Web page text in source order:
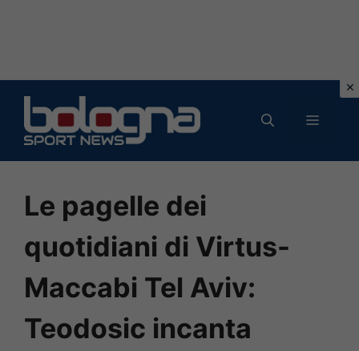
contenuto
MENU
Le pagelle dei
quotidiani di Virtus-
Maccabi Tel Aviv:
Teodosic incanta